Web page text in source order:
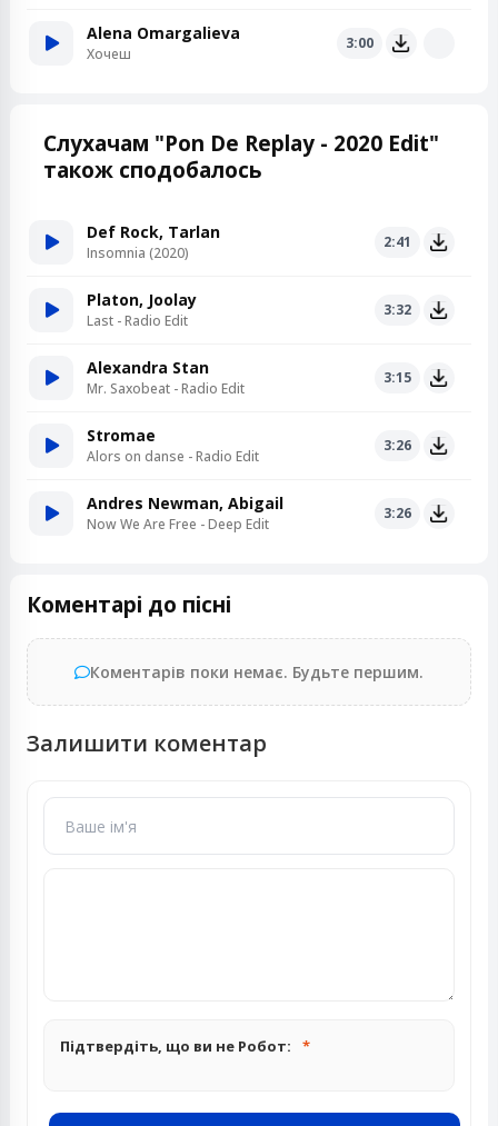
Alena Omargalieva
Хочеш
3:00
Слухачам "Pon De Replay - 2020 Edit"
також сподобалось
Def Rock, Tarlan
Insomnia (2020)
2:41
Platon, Joolay
Last - Radio Edit
3:32
Alexandra Stan
Mr. Saxobeat - Radio Edit
3:15
Stromae
Alors on danse - Radio Edit
3:26
Andres Newman, Abigail
Now We Are Free - Deep Edit
3:26
Коментарі до пісні
Коментарів поки немає. Будьте першим.
Залишити коментар
Підтвердіть, що ви не Робот: